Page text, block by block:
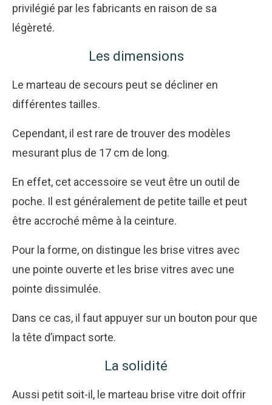
privilégié par les fabricants en raison de sa
légèreté.
Les dimensions
Le marteau de secours peut se décliner en
différentes tailles.
Cependant, il est rare de trouver des modèles
mesurant plus de 17 cm de long.
En effet, cet accessoire se veut être un outil de
poche. Il est généralement de petite taille et peut
être accroché même à la ceinture.
Pour la forme, on distingue les brise vitres avec
une pointe ouverte et les brise vitres avec une
pointe dissimulée.
Dans ce cas, il faut appuyer sur un bouton pour que
la tête d’impact sorte.
La solidité
Aussi petit soit-il, le marteau brise vitre doit offrir